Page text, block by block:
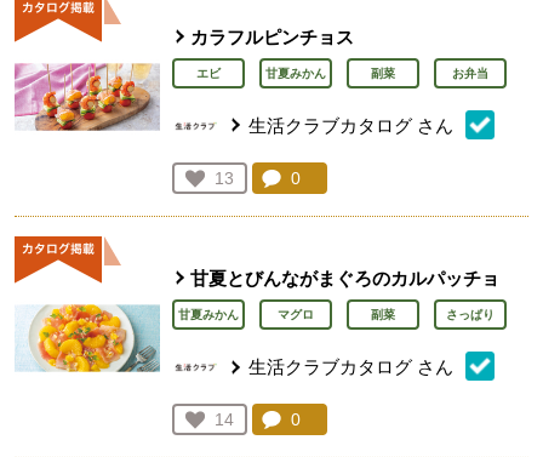
カラフルピンチョス
エビ 甘夏みかん 副菜 お弁当
生活クラブカタログ さん
お気に入り登録：
13
人が登録
コメント：
0
甘夏とびんながまぐろのカルパッチョ
甘夏みかん マグロ 副菜 さっぱり
生活クラブカタログ さん
お気に入り登録：
14
人が登録
コメント：
0